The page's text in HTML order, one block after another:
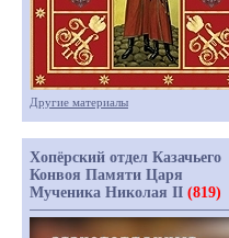
Другие материалы
Хопёрский отдел Казачьего
Конвоя Памяти Царя
Мученика Николая II (819)